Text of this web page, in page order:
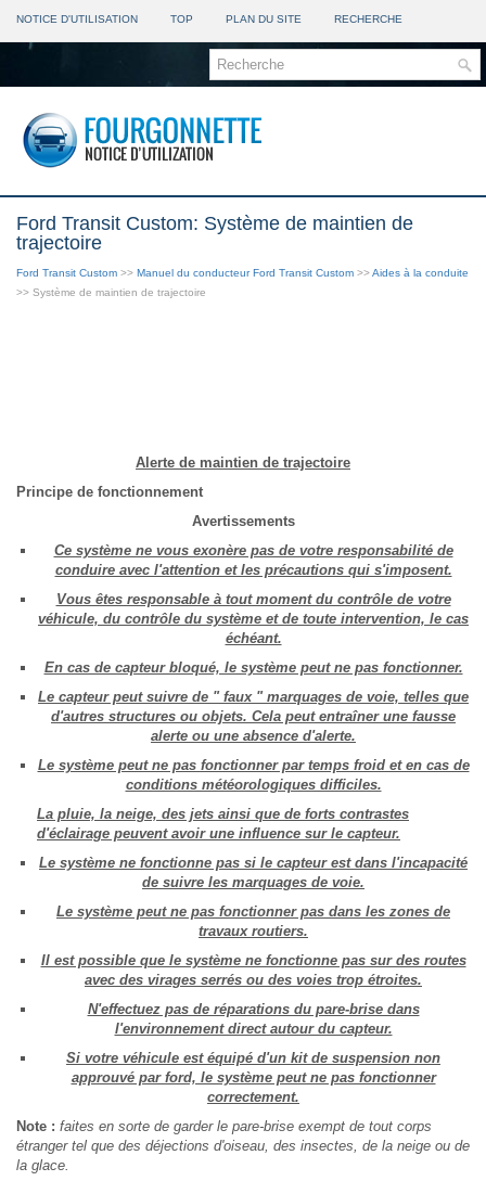
NOTICE D'UTILISATION TOP PLAN DU SITE RECHERCHE
Ford Transit Custom: Système de maintien de
trajectoire
Ford Transit Custom >> Manuel du conducteur Ford Transit Custom >>Aides à la conduite
>> Système de maintien de trajectoire
Alerte de maintien de trajectoire
Principe de fonctionnement
Avertissements
Ce système ne vous exonère pas de votre responsabilité de
conduire avec l'attention et les précautions qui s'imposent.
Vous êtes responsable à tout moment du contrôle de votre
véhicule, du contrôle du système et de toute intervention, le cas
échéant.
En cas de capteur bloqué, le système peut ne pas fonctionner.
Le capteur peut suivre de " faux " marquages de voie, telles que
d'autres structures ou objets. Cela peut entraîner une fausse
alerte ou une absence d'alerte.
Le système peut ne pas fonctionner par temps froid et en cas de
conditions météorologiques difficiles.
La pluie, la neige, des jets ainsi que de forts contrastes
d'éclairage peuvent avoir une influence sur le capteur.
Le système ne fonctionne pas si le capteur est dans l'incapacité
de suivre les marquages de voie.
Le système peut ne pas fonctionner pas dans les zones de
travaux routiers.
Il est possible que le système ne fonctionne pas sur des routes
avec des virages serrés ou des voies trop étroites.
N'effectuez pas de réparations du pare-brise dans
l'environnement direct autour du capteur.
Si votre véhicule est équipé d'un kit de suspension non
approuvé par ford, le système peut ne pas fonctionner
correctement.
Note : faites en sorte de garder le pare-brise exempt de tout corps
étranger tel que des déjections d'oiseau, des insectes, de la neige ou de
la glace.